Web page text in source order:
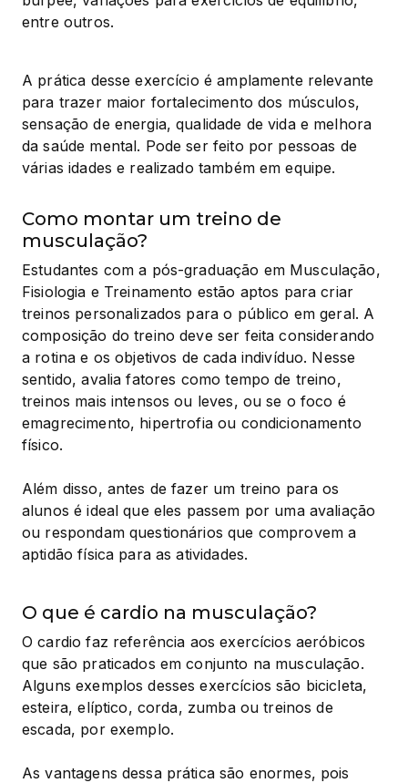
entre outros.
A prática desse exercício é amplamente relevante
para trazer maior fortalecimento dos músculos,
sensação de energia, qualidade de vida e melhora
da saúde mental. Pode ser feito por pessoas de
várias idades e realizado também em equipe.
Como montar um treino de
musculação?
Estudantes com a pós-graduação em Musculação,
Fisiologia e Treinamento estão aptos para criar
treinos personalizados para o público em geral. A
composição do treino deve ser feita considerando
a rotina e os objetivos de cada indivíduo. Nesse
sentido, avalia fatores como tempo de treino,
treinos mais intensos ou leves, ou se o foco é
emagrecimento, hipertrofia ou condicionamento
físico.
Além disso, antes de fazer um treino para os
alunos é ideal que eles passem por uma avaliação
ou respondam questionários que comprovem a
aptidão física para as atividades.
O que é cardio na musculação?
O cardio faz referência aos exercícios aeróbicos
que são praticados em conjunto na musculação.
Alguns exemplos desses exercícios são bicicleta,
esteira, elíptico, corda, zumba ou treinos de
escada, por exemplo.
As vantagens dessa prática são enormes, pois